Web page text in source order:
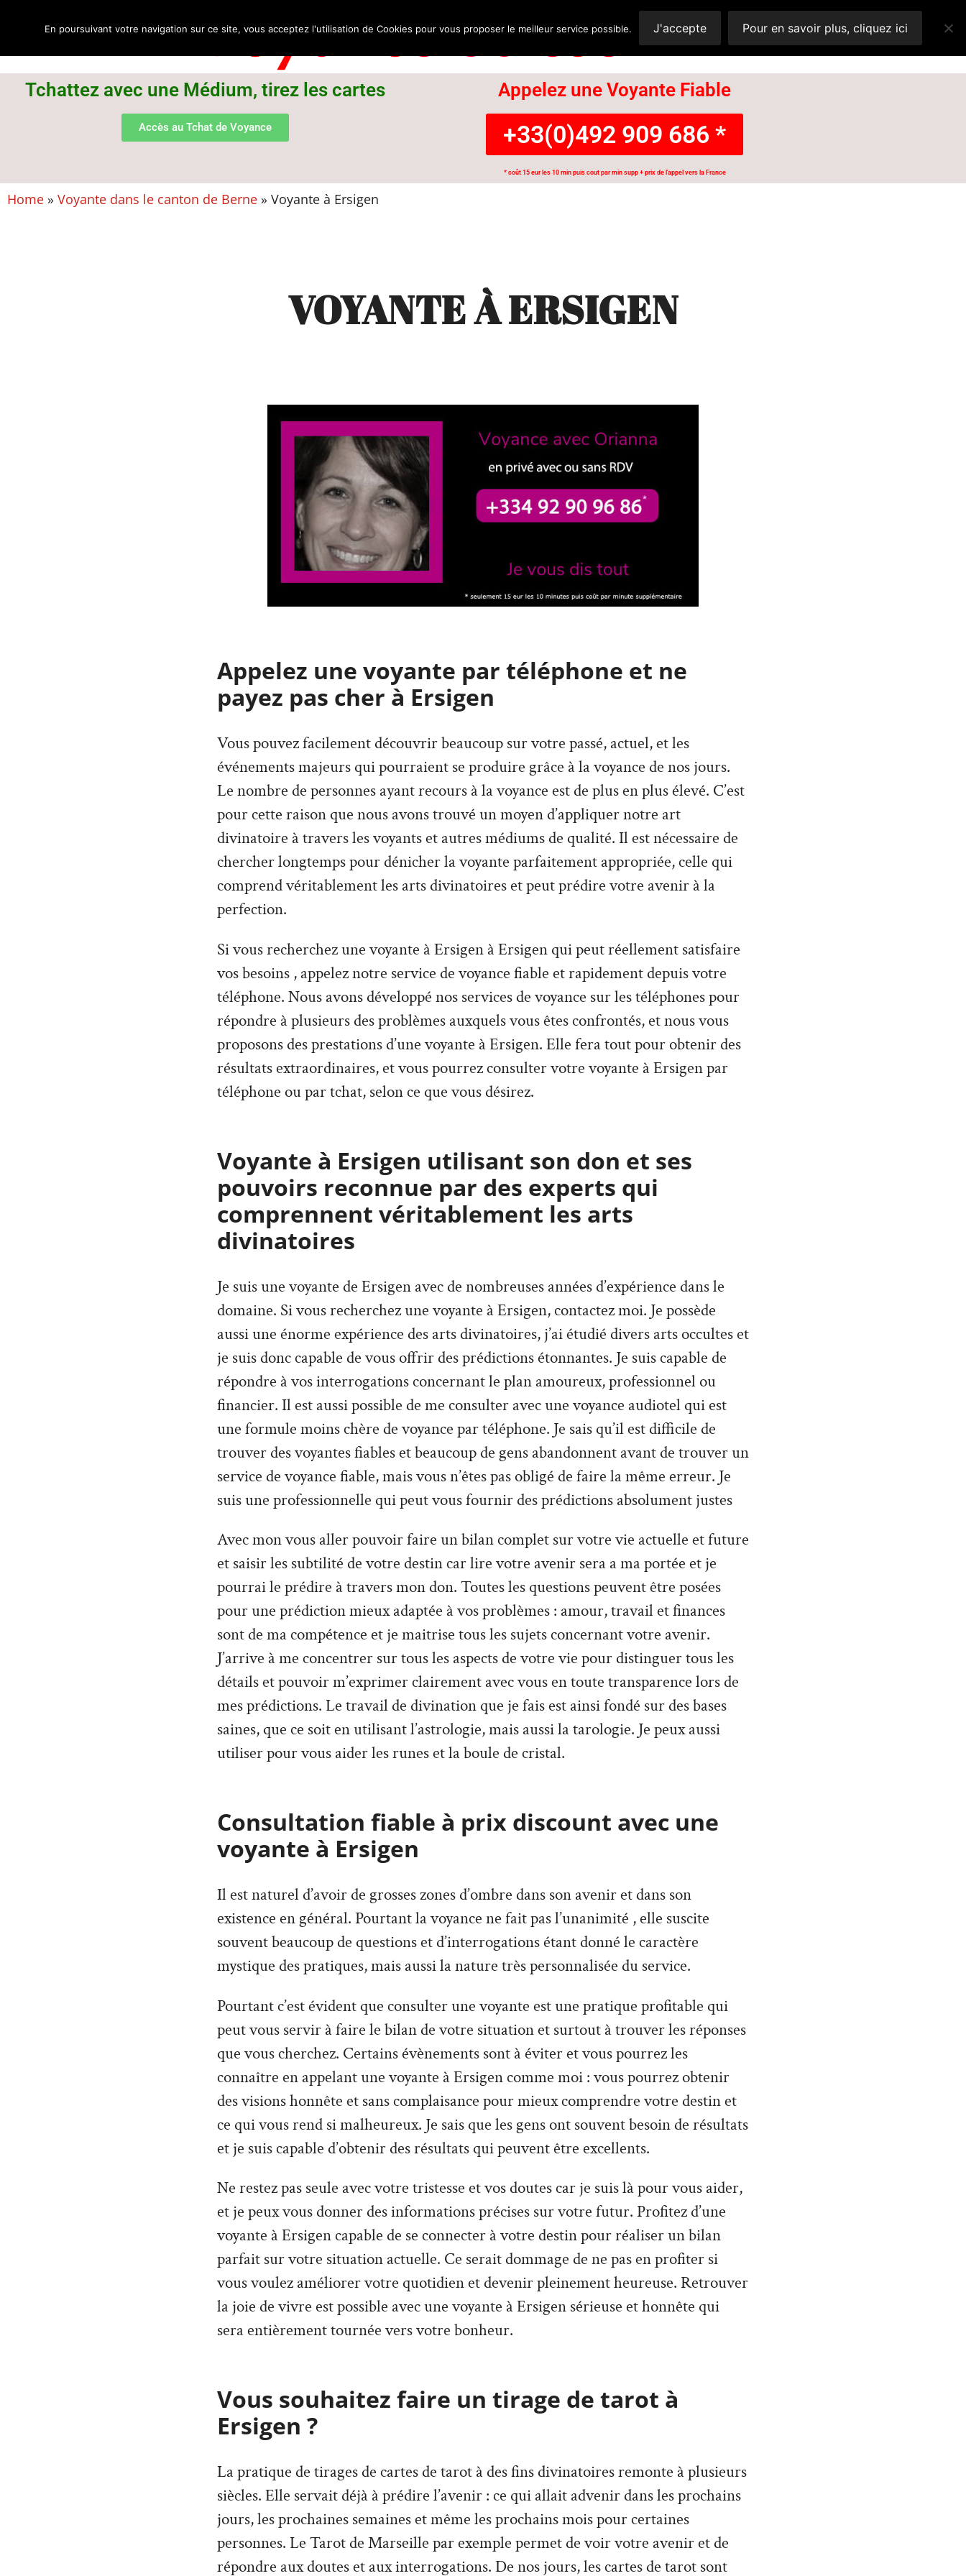
Voyance Suisse
Tchattez avec une Médium, tirez les cartes
Accès au Tchat de Voyance
Appelez une Voyante Fiable
+33(0)492 909 686 *
* coût 15 eur les 10 min puis cout par min supp + prix de l'appel vers la France
Home » Voyante dans le canton de Berne » Voyante à Ersigen
VOYANTE À ERSIGEN
Appelez une voyante par téléphone et ne
payez pas cher à Ersigen
Vous pouvez facilement découvrir beaucoup sur votre passé, actuel, et les
événements majeurs qui pourraient se produire grâce à la voyance de nos jours.
Le nombre de personnes ayant recours à la voyance est de plus en plus élevé. C’est
pour cette raison que nous avons trouvé un moyen d’appliquer notre art
divinatoire à travers les voyants et autres médiums de qualité. Il est nécessaire de
chercher longtemps pour dénicher la voyante parfaitement appropriée, celle qui
comprend véritablement les arts divinatoires et peut prédire votre avenir à la
perfection.
Si vous recherchez une voyante à Ersigen à Ersigen qui peut réellement satisfaire
vos besoins , appelez notre service de voyance fiable et rapidement depuis votre
téléphone. Nous avons développé nos services de voyance sur les téléphones pour
répondre à plusieurs des problèmes auxquels vous êtes confrontés, et nous vous
proposons des prestations d’une voyante à Ersigen. Elle fera tout pour obtenir des
résultats extraordinaires, et vous pourrez consulter votre voyante à Ersigen par
téléphone ou par tchat, selon ce que vous désirez.
Voyante à Ersigen utilisant son don et ses
pouvoirs reconnue par des experts qui
comprennent véritablement les arts
divinatoires
Je suis une voyante de Ersigen avec de nombreuses années d’expérience dans le
domaine. Si vous recherchez une voyante à Ersigen, contactez moi. Je possède
aussi une énorme expérience des arts divinatoires, j’ai étudié divers arts occultes et
je suis donc capable de vous offrir des prédictions étonnantes. Je suis capable de
répondre à vos interrogations concernant le plan amoureux, professionnel ou
financier. Il est aussi possible de me consulter avec une voyance audiotel qui est
une formule moins chère de voyance par téléphone. Je sais qu’il est difficile de
trouver des voyantes fiables et beaucoup de gens abandonnent avant de trouver un
service de voyance fiable, mais vous n’êtes pas obligé de faire la même erreur. Je
suis une professionnelle qui peut vous fournir des prédictions absolument justes
Avec mon vous aller pouvoir faire un bilan complet sur votre vie actuelle et future
et saisir les subtilité de votre destin car lire votre avenir sera a ma portée et je
pourrai le prédire à travers mon don. Toutes les questions peuvent être posées
pour une prédiction mieux adaptée à vos problèmes : amour, travail et finances
sont de ma compétence et je maitrise tous les sujets concernant votre avenir.
J’arrive à me concentrer sur tous les aspects de votre vie pour distinguer tous les
détails et pouvoir m’exprimer clairement avec vous en toute transparence lors de
mes prédictions. Le travail de divination que je fais est ainsi fondé sur des bases
saines, que ce soit en utilisant l’astrologie, mais aussi la tarologie. Je peux aussi
utiliser pour vous aider les runes et la boule de cristal.
Consultation fiable à prix discount avec une
voyante à Ersigen
Il est naturel d’avoir de grosses zones d’ombre dans son avenir et dans son
existence en général. Pourtant la voyance ne fait pas l’unanimité , elle suscite
souvent beaucoup de questions et d’interrogations étant donné le caractère
mystique des pratiques, mais aussi la nature très personnalisée du service.
Pourtant c’est évident que consulter une voyante est une pratique profitable qui
peut vous servir à faire le bilan de votre situation et surtout à trouver les réponses
que vous cherchez. Certains évènements sont à éviter et vous pourrez les
connaître en appelant une voyante à Ersigen comme moi : vous pourrez obtenir
des visions honnête et sans complaisance pour mieux comprendre votre destin et
ce qui vous rend si malheureux. Je sais que les gens ont souvent besoin de résultats
et je suis capable d’obtenir des résultats qui peuvent être excellents.
Ne restez pas seule avec votre tristesse et vos doutes car je suis là pour vous aider,
et je peux vous donner des informations précises sur votre futur. Profitez d’une
voyante à Ersigen capable de se connecter à votre destin pour réaliser un bilan
parfait sur votre situation actuelle. Ce serait dommage de ne pas en profiter si
vous voulez améliorer votre quotidien et devenir pleinement heureuse. Retrouver
la joie de vivre est possible avec une voyante à Ersigen sérieuse et honnête qui
sera entièrement tournée vers votre bonheur.
Vous souhaitez faire un tirage de tarot à
Ersigen ?
La pratique de tirages de cartes de tarot à des fins divinatoires remonte à plusieurs
siècles. Elle servait déjà à prédire l’avenir : ce qui allait advenir dans les prochains
jours, les prochaines semaines et même les prochains mois pour certaines
personnes. Le Tarot de Marseille par exemple permet de voir votre avenir et de
répondre aux doutes et aux interrogations. De nos jours, les cartes de tarot sont
En poursuivant votre navigation sur ce site, vous acceptez l'utilisation de Cookies pour vous proposer le meilleur service possible. J'accepte Pour en savoir plus, cliquez ici